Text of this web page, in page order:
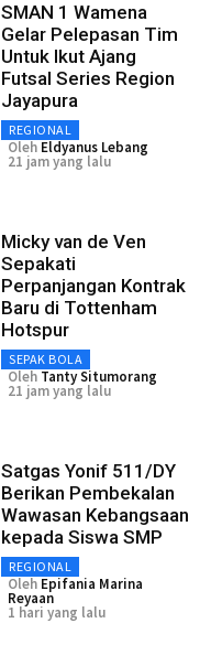
SMAN 1 Wamena
Gelar Pelepasan Tim
Untuk Ikut Ajang
Futsal Series Region
Jayapura
REGIONAL
Oleh Eldyanus Lebang
21 jam yang lalu
Micky van de Ven
Sepakati
Perpanjangan Kontrak
Baru di Tottenham
Hotspur
SEPAK BOLA
Oleh Tanty Situmorang
21 jam yang lalu
Satgas Yonif 511/DY
Berikan Pembekalan
Wawasan Kebangsaan
kepada Siswa SMP
REGIONAL
Oleh Epifania Marina
Reyaan
1 hari yang lalu